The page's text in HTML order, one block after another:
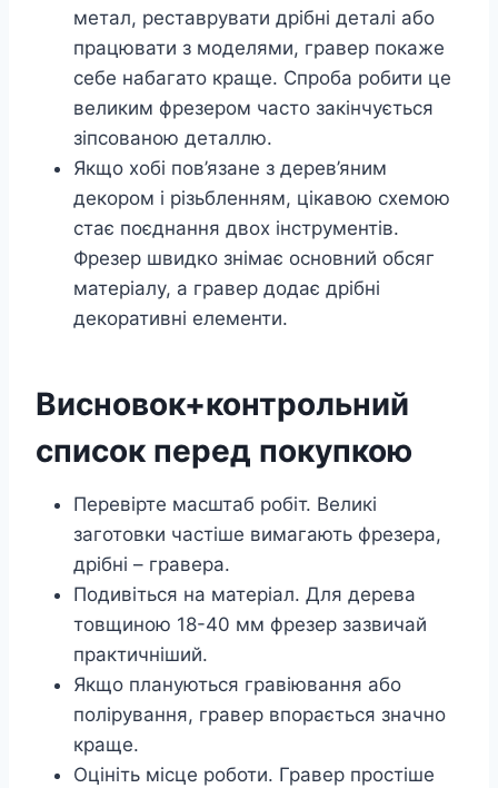
метал, реставрувати дрібні деталі або
працювати з моделями, гравер покаже
себе набагато краще. Спроба робити це
великим фрезером часто закінчується
зіпсованою деталлю.
Якщо хобі пов’язане з дерев’яним
декором і різьбленням, цікавою схемою
стає поєднання двох інструментів.
Фрезер швидко знімає основний обсяг
матеріалу, а гравер додає дрібні
декоративні елементи.
Висновок+контрольний
список перед покупкою
Перевірте масштаб робіт. Великі
заготовки частіше вимагають фрезера,
дрібні – гравера.
Подивіться на матеріал. Для дерева
товщиною 18-40 мм фрезер зазвичай
практичніший.
Якщо плануються гравіювання або
полірування, гравер впорається значно
краще.
Оцініть місце роботи. Гравер простіше